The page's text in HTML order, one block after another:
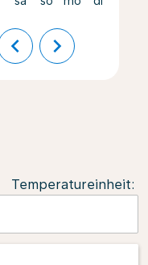
chevron_left chevron_right
Temperatureinheit: